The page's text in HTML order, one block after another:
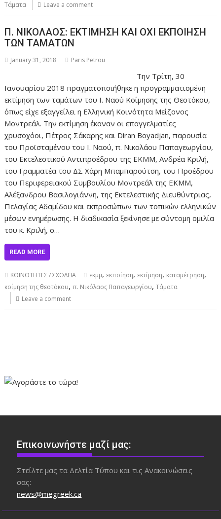
Τάματα Leave a comment
Π. ΝΙΚΟΛΑΟΣ: ΕΚΤΙΜΗΣΗ ΚΑΙ ΟΧΙ ΕΚΠΟΙΗΣΗ
ΤΩΝ ΤΑΜΑΤΩΝ
January 31, 2018 Paris Petrou
Την Τρίτη, 30
Ιανουαρίου 2018 πραγματοποιήθηκε η προγραμματισμένη
εκτίμηση των ταμάτων του Ι. Ναού Κοίμησης της Θεοτόκου,
όπως είχε εξαγγείλει η Ελληνική Κοινότητα Μείζονος
Μοντρεάλ. Την εκτίμηση έκαναν οι επαγγελματίες
χρυσοχόοι, Πέτρος Σάκαρης και Diran Boyadjan, παρουσία
του Προϊσταμένου του Ι. Ναού, π. Νικολάου Παπαγεωργίου,
του Εκτελεστικού Αντιπροέδρου της ΕΚΜΜ, Ανδρέα Κριλή,
του Γραμματέα του ΔΣ Χάρη Μπαμπαρούτση, του Προέδρου
του Περιφερειακού Συμβουλίου Μοντρεάλ της ΕΚΜΜ,
Αλέξανδρου Βασιλογιάννη, της Εκτελεστικής Διευθύντριας,
Πελαγίας Αδαμίδου και εκπροσώπων των τοπικών ελληνικών
μέσων ενημέρωσης. Η διαδικασία ξεκίνησε με σύντομη ομιλία
του κ. Κριλή, ο…
READ MORE
ΚΟΙΝΟΤΗΤΕΣ / ΣΧΟΛΕΙΑ εκμμ, εκποίηση, εκτίμηση, καταμέτρηση,
κοίμηση της θεοτόκου,π. Νικόλαος Παπαγεωργίου,Τάματα
Leave a comment
Επικοινωνήστε μαζί μας:
Στείλτε μας τα Δελτία Τύπου και τις Ανακοινώσεις
σας:
news@megreek.ca